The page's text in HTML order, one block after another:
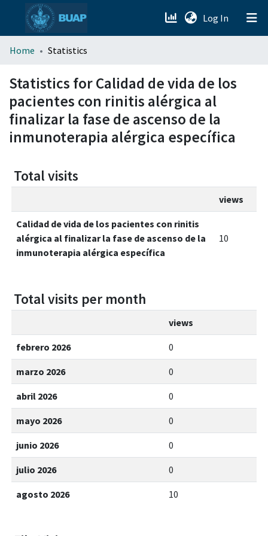
Log In (current)
menu.section.about_menu
All of DSpace
Home Statistics
Statistics for Calidad de vida de los
pacientes con rinitis alérgica al
finalizar la fase de ascenso de la
inmunoterapia alérgica específica
Total visits
views
Calidad de vida de los pacientes con rinitis
alérgica al finalizar la fase de ascenso de la
inmunoterapia alérgica específica
10
Total visits per month
views
febrero 2026 0
marzo 2026 0
abril 2026 0
mayo 2026 0
junio 2026 0
julio 2026 0
agosto 2026 10